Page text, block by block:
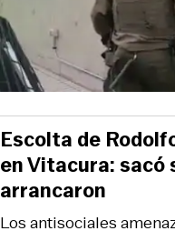
Los antisociales
Escolta de
en Vitacura: sacó
arrancaron